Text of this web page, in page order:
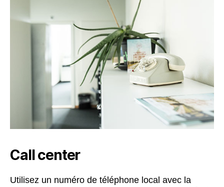
Call center
Utilisez un numéro de téléphone local avec la